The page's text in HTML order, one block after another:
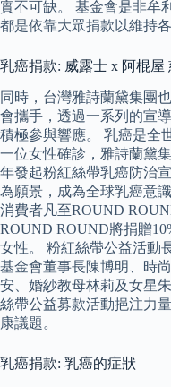
實不可缺。 基金會是非牟
都是依靠大眾捐款以維持
乳癌捐款: 威露士 x 阿棍屋
同時，台灣雅詩蘭黛集團
會攜手，透過一系列的宣
積極參與響應。 乳癌是全
一位女性確診，雅詩蘭黛
年發起粉紅絲帶乳癌防治
為願景，成為全球乳癌意
消費者凡至ROUND
ROUND ROUND將捐贈
女性。 粉紅絲帶公益活動
基金會董事長陳博明、時
安、婚紗教母林莉及女星
絲帶公益募款活動挹注力
康議題。
乳癌捐款: 乳癌的症狀